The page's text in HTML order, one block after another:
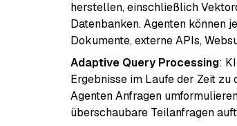
herstellen, einschließlich
Datenbanken. Agenten können
Dokumente, externe APIs,
Adaptive Query Processing:
Ergebnisse im Laufe der Zeit zu
Agenten Anfragen
überschaubare Teilanfragen